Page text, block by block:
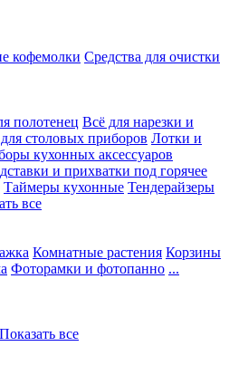
кофемолки Средства для очистки
полотенец Всё для нарезки и
столовых приборов Лотки и
кухонных аксессуаров
и прихватки под горячее
Таймеры кухонные Тендерайзеры
все
Комнатные растения Корзины
Фоторамки и фотопанно ...
все